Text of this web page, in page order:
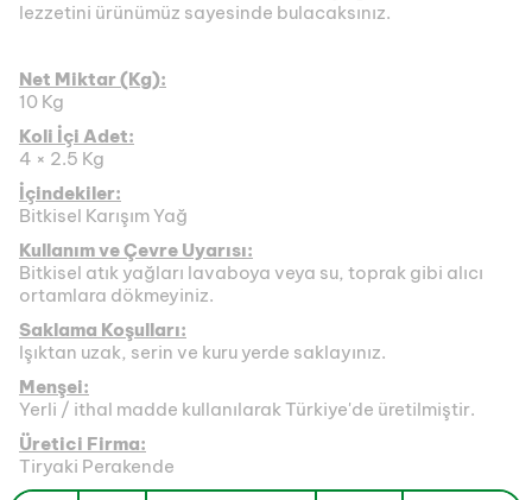
lezzetini ürünümüz sayesinde bulacaksınız.
Net Miktar (Kg):
10 Kg
Koli İçi Adet:
4 × 2.5 Kg
İçindekiler:
Bitkisel Karışım Yağ
Kullanım ve Çevre Uyarısı:
Bitkisel atık yağları lavaboya veya su, toprak gibi alıcı
ortamlara dökmeyiniz.
Saklama Koşulları:
Işıktan uzak, serin ve kuru yerde saklayınız.
Menşei:
Yerli / ithal madde kullanılarak Türkiye'de üretilmiştir.
Üretici Firma:
Tiryaki Perakende